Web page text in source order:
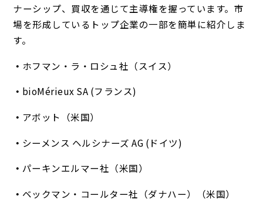
ナーシップ、買収を通じて主導権を握っています。市
場を形成しているトップ企業の一部を簡単に紹介しま
す。
ホフマン・ラ・ロシュ社（スイス）
bioMérieux SA (フランス)
アボット（米国）
シーメンス ヘルシナーズ AG (ドイツ)
パーキンエルマー社（米国）
ベックマン・コールター社（ダナハー）（米国）